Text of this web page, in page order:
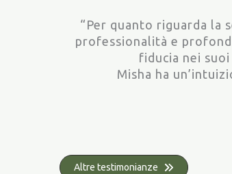
“Per quanto riguarda la
professionalità e
fiducia nei
Misha ha
Altre testimonianze